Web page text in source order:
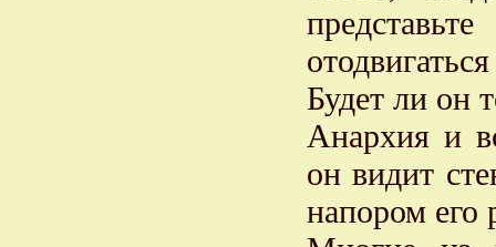
Будет ли он
Анархия и
он видит
напором его